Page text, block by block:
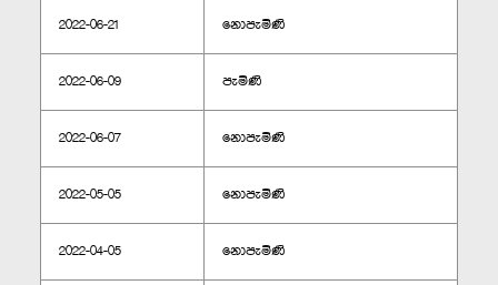
2022-06-21 නොපැමිණි
2022-06-09 පැමිණි
2022-06-07 නොපැමිණි
2022-05-05 නොපැමිණි
2022-04-05 නොපැමිණි